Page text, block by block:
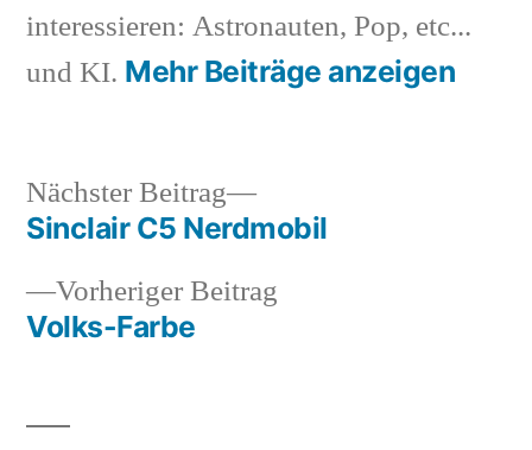
interessieren: Astronauten, Pop, etc...
und KI. Mehr Beiträge anzeigen
Beitragsnavigation
Vorheriger Beitrag
Volks-Farbe
Nächster Beitrag
Nächster
Beitrag:
Sinclair C5 Nerdmobil